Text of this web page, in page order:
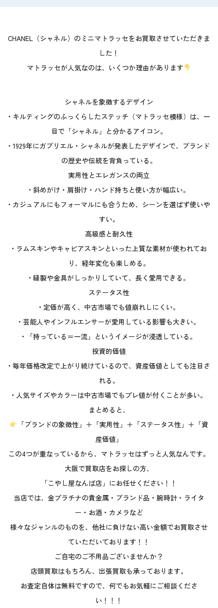
CHANEL（シャネル）のミニマトラッセをお買取させていただきま
した！
マトラッセが人気なのは、いくつか理由があります
シャネルを象徴するデザイン
• キルティングのふっくらしたステッチ（マトラッセ模様）は、一
目で「シャネル」と分かるアイコン。
• 1929年にガブリエル・シャネルが発表したデザインで、ブランド
の歴史や伝統を背負っている。
実用性とエレガンスの両立
• 斜めがけ・肩掛け・ハンド持ちと使い方が幅広い。
• カジュアルにもフォーマルにも合うため、シーンを選ばず使いや
すい。
高級感と耐久性
• ラムスキンやキャビアスキンといった上質な素材が使われてお
り、経年変化も楽しめる。
• 縫製や金具がしっかりしていて、長く愛用できる。
ステータス性
• 定価が高く、中古市場でも値崩れしにくい。
• 芸能人やインフルエンサーが愛用している影響も大きい。
• 「持っている＝一流」というイメージが浸透している。
投資的価値
• 毎年価格改定で上がり続けているので、資産価値としても注目さ
れる。
• 人気サイズやカラーは中古市場でもプレ値が付くことが多い。
まとめると、
「ブランドの象徴性」＋「実用性」＋「ステータス性」＋「資
産価値」
この4つが重なっているから、マトラッセはずっと人気なんです。
大阪で買取店をお探しの方、
「こやし屋なんば店」にお任せください！！
当店では、金プラチナの貴金属・ブランド品・腕時計・ライタ
ー・お酒・カメラなど
様々なジャンルのものを、他社に負けない高い金額でお買取させ
ていただいております！！
ご自宅のご不用品ございませんか？
店頭買取はもちろん、出張買取も承っております。
お査定自体は無料ですので、何でもお気軽にご相談くださ
い！！！